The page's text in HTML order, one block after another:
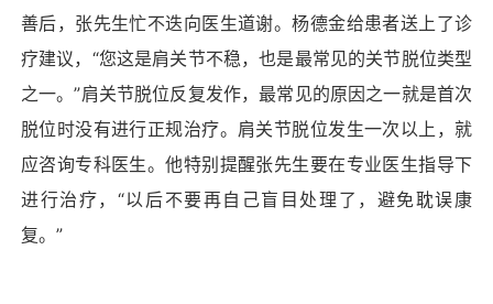
善后，张先生忙不迭向医生道谢。杨德金给患者送上了诊
疗建议，“您这是肩关节不稳，也是最常见的关节脱位类型
之一。”肩关节脱位反复发作，最常见的原因之一就是首次
脱位时没有进行正规治疗。肩关节脱位发生一次以上，就
应咨询专科医生。他特别提醒张先生要在专业医生指导下
进行治疗，“以后不要再自己盲目处理了，避免耽误康
复。”